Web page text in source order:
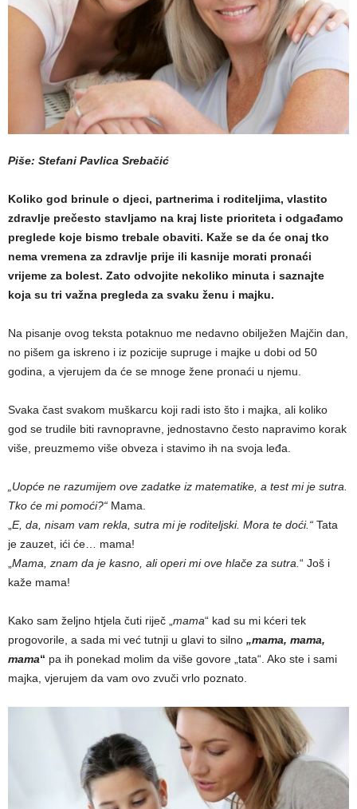
Piše: Stefani Pavlica Srebačić
Koliko god brinule o djeci, partnerima i roditeljima, vlastito
zdravlje prečesto stavljamo na kraj liste prioriteta i odgađamo
preglede koje bismo trebale obaviti. Kaže se da će onaj tko
nema vremena za zdravlje prije ili kasnije morati pronaći
vrijeme za bolest. Zato odvojite nekoliko minuta i saznajte
koja su tri važna pregleda za svaku ženu i majku.
Na pisanje ovog teksta potaknuo me nedavno obilježen Majčin dan,
no pišem ga iskreno i iz pozicije supruge i majke u dobi od 50
godina, a vjerujem da će se mnoge žene pronaći u njemu.
Svaka čast svakom muškarcu koji radi isto što i majka, ali koliko
god se trudile biti ravnopravne, jednostavno često napravimo korak
više, preuzmemo više obveza i stavimo ih na svoja leđa.
„Uopće ne razumijem ove zadatke iz matematike, a test mi je sutra.
Tko će mi pomoći?“ Mama.
„E, da, nisam vam rekla, sutra mi je roditeljski. Mora te doći.“ Tata
je zauzet, ići će… mama!
„Mama, znam da je kasno, ali operi mi ove hlače za sutra.“ Još i
kaže mama!
Kako sam željno htjela čuti riječ „mama“ kad su mi kćeri tek
progovorile, a sada mi već tutnji u glavi to silno „mama, mama,
mama“ pa ih ponekad molim da više govore „tata“. Ako ste i sami
majka, vjerujem da vam ovo zvuči vrlo poznato.